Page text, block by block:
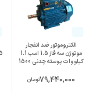
الکتروموتور ضد انفجار
موتوژن سه فاز 1.5 اسب 1.1
کیلووات پوسته چدنی 1500
79,440,000تومان